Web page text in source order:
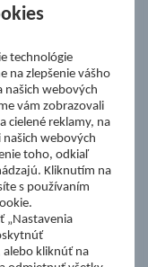
Železiarne
s.r.o.
Podbrezová
technológie
na zlepšenie vášho
našich webových
vám zobrazovali
cielené reklamy, na
webových
toho, odkiaľ
Kliknutím na
s používaním
„Nastavenia
kliknúť na